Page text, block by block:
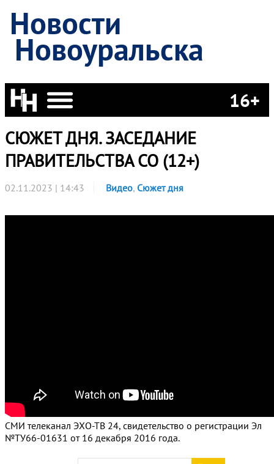
Новости
Новоуральска
16+
СЮЖЕТ ДНЯ. ЗАСЕДАНИЕ
ПРАВИТЕЛЬСТВА СО (12+)
02.11.2023 | 14:43 Видео, Сюжет дня
СМИ телеканал ЭХО-ТВ 24, свидетельство о регистрации Эл
№ТУ66-01631 от 16 декабря 2016 года.